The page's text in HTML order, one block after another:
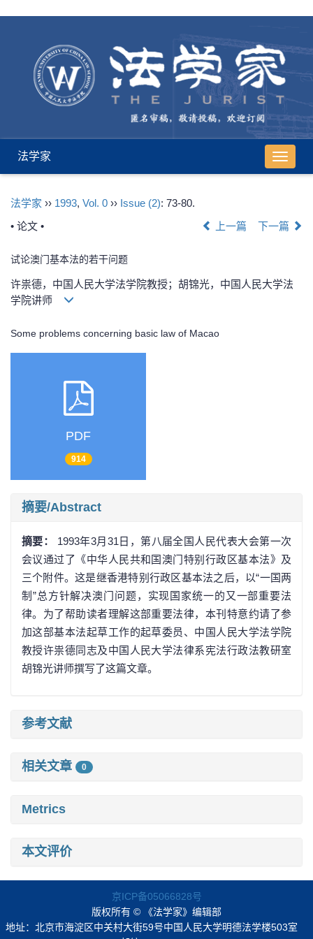
导
航
法学家
法学家 ›› 1993, Vol. 0 ›› Issue (2): 73-80.
• 论文 •
上一篇 下一篇
试论澳门基本法的若干问题
许祟德，中国人民大学法学院教授；胡锦光，中国人民大学法
学院讲师
Some problems concerning basic law of Macao
PDF
914
摘要/Abstract
摘要： 1993年3月31日，第八届全国人民代表大会第一次
会议通过了《中华人民共和国澳门特别行政区基本法》及
三个附件。这是继香港特别行政区基本法之后，以“一国两
制”总方针解决澳门问题，实现国家统一的又一部重要法
律。为了帮助读者理解这部重要法律，本刊特意约请了参
加这部基本法起草工作的起草委员、中国人民大学法学院
教授许祟德同志及中国人民大学法律系宪法行政法教研室
胡锦光讲师撰写了这篇文章。
参考文献
相关文章 0
Metrics
本文评价
京ICP备05066828号
版权所有 © 《法学家》编辑部
地址：北京市海淀区中关村大街59号中国人民大学明德法学楼503室